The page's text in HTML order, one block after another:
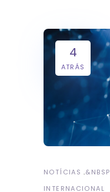
4
ATRÁS
NOTÍCIAS &NBSP
INTERNACIONAL